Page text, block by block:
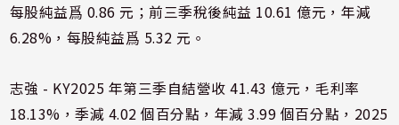
每股純益爲 0.86 元；前三季稅後純益 10.61 億元，年減
6.28%，每股純益爲 5.32 元。
志強 - KY2025 年第三季自結營收 41.43 億元，毛利率
18.13%，季減 4.02 個百分點，年減 3.99 個百分點，2025